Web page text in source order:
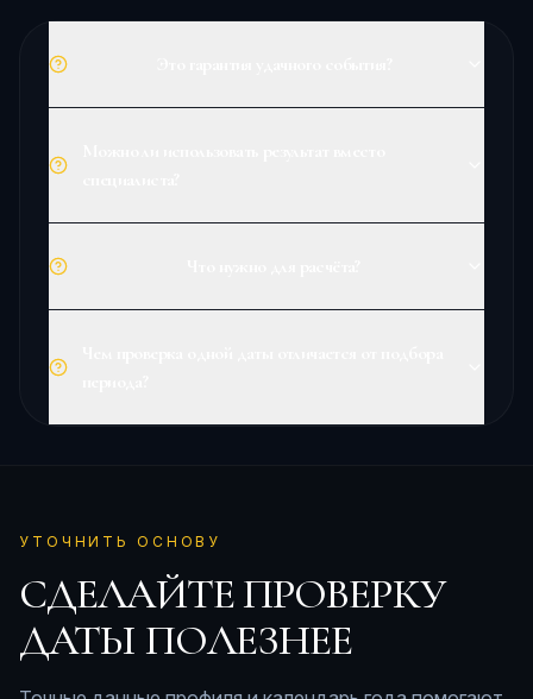
УТОЧНИТЬ ОСНОВУ
СДЕЛАЙТЕ ПРОВЕРКУ
ДАТЫ ПОЛЕЗНЕЕ